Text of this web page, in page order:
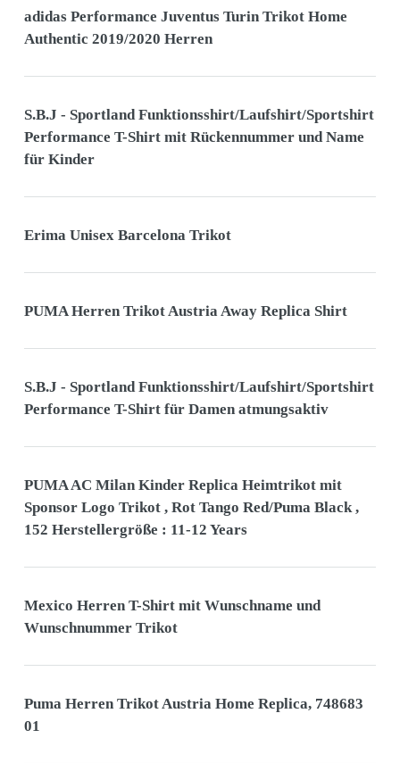
adidas Performance Juventus Turin Trikot Home
Authentic 2019/2020 Herren
S.B.J - Sportland Funktionsshirt/Laufshirt/Sportshirt
Performance T-Shirt mit Rückennummer und Name
für Kinder
Erima Unisex Barcelona Trikot
PUMA Herren Trikot Austria Away Replica Shirt
S.B.J - Sportland Funktionsshirt/Laufshirt/Sportshirt
Performance T-Shirt für Damen atmungsaktiv
PUMA AC Milan Kinder Replica Heimtrikot mit
Sponsor Logo Trikot , Rot Tango Red/Puma Black ,
152 Herstellergröße : 11-12 Years
Mexico Herren T-Shirt mit Wunschname und
Wunschnummer Trikot
Puma Herren Trikot Austria Home Replica, 748683
01